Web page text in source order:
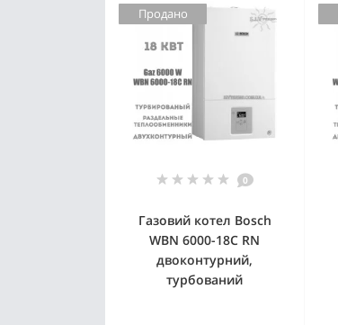
Продано
0
Газовий котел Bosch
WBN 6000-18C RN
двоконтурний,
турбований